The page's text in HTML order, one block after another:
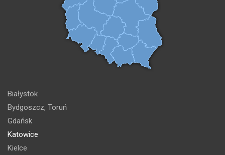
Białystok
Bydgoszcz, Toruń
Gdańsk
Katowice
Kielce